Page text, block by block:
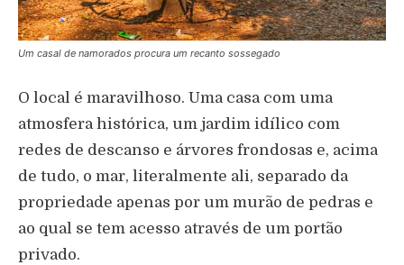
Um casal de namorados procura um recanto sossegado
O local é maravilhoso. Uma casa com uma
atmosfera histórica, um jardim idílico com
redes de descanso e árvores frondosas e, acima
de tudo, o mar, literalmente ali, separado da
propriedade apenas por um murão de pedras e
ao qual se tem acesso através de um portão
privado.